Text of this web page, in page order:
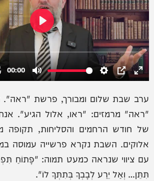
ערב שבת שלום ומבורך, פרשת "ראה".
"ראה" מרמזים: "ראו, אלול הגיע".
של חודש הרחמים והסליחות, תקופה
אלוקים. השבת נקרא פרשייה עמוסה
עם ציווי שנראה כמעט תמוה: "פָּתוֹחַ
תִּתֵּן… וְאַל יֵרַע לְבָבְךָ בְּתִתְּךָ לוֹ".